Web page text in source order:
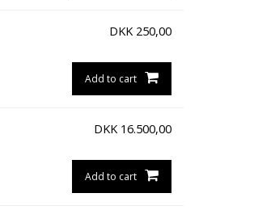
DKK 250,00
Add to cart
DKK 16.500,00
Add to cart